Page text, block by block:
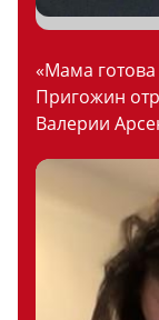
«Мама готова
Пригожин
Валерии